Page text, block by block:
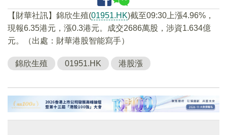
【財華社訊】錦欣生殖(01951.HK)截至09:30上漲4.96%，
現報6.35港元，漲0.3港元。成交2686萬股，涉資1.634億
元。（出處：財華港股智能寫手）
錦欣生殖 01951.HK 港股漲